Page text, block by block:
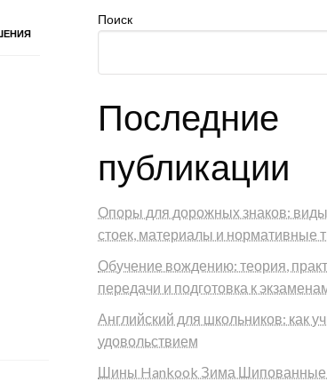
Поиск
Последние
публикации
Опоры для дорожных знаков:
стоек, материалы и нормативные
Обучение вождению: теория,
передачи и подготовка к
Английский для школьников: как
удовольствием
Шины Hankook Зима